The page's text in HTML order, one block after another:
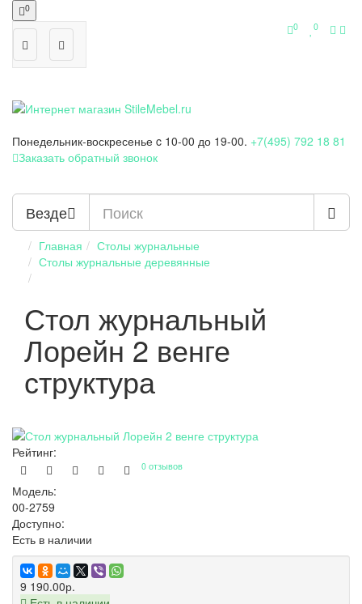
0
0
0
Понедельник-воскресенье c 10-00 до 19-00. +7(495) 792 18 81
Заказать обратный звонок
Везде
Главная
Столы журнальные
Столы журнальные деревянные
Стол журнальный
Лорейн 2 венге
структура
Рейтинг:
0 отзывов
Модель:
00-2759
Доступно:
Есть в наличии
9 190.00р.